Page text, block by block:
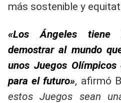
más sostenible y
«Los Ángeles tiene
demostrar al mundo
unos Juegos
para el futuro», afirmó
estos Juegos sean